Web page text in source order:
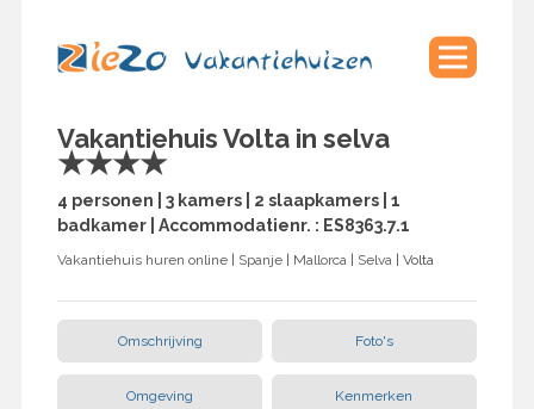
Vakantiehuis Volta in selva
★★★★
4 personen | 3 kamers | 2 slaapkamers | 1
badkamer | Accommodatienr. : ES8363.7.1
Vakantiehuis huren online| Spanje| Mallorca| Selva| Volta
Omschrijving Foto's
Omgeving Kenmerken